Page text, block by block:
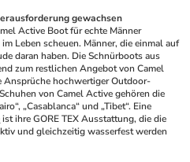
gewachsen
Active Boot für echte Männer
Leben scheuen. Männer, die einmal auf
daran haben. Die Schnürboots aus
zum restlichen Angebot von Camel
hochwertiger Outdoor-
von Camel Active gehören die
„Casablanca“ und „Tibet“. Eine
ist ihre GORE TEX Ausstattung, die die
und gleichzeitig wasserfest werden